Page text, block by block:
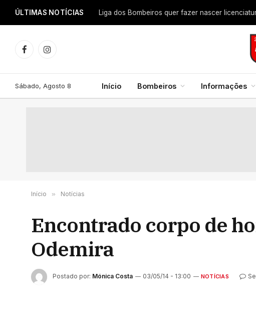
ÚLTIMAS NOTÍCIAS
FacebookInstagram
Sábado, Agosto 8 Início Bombeiros Informações
Início » Notícias
Encontrado corpo de
Odemira
Postado por: Mónica Costa 03/05/14 - 13:00 NOTÍCIAS